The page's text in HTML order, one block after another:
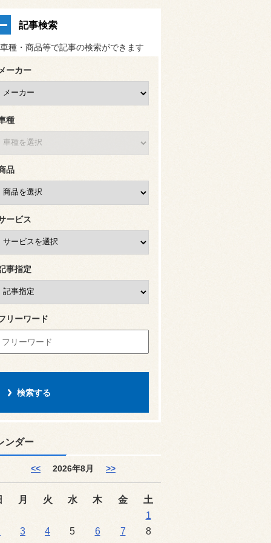
記事検索
種・商品等で記事の検索ができます
ーカー
種
品
ービス
事指定
リーワード
ンダー
<< 2026年8月 >>
月 火 水 木 金
土
1
3 4 5 6 7
8